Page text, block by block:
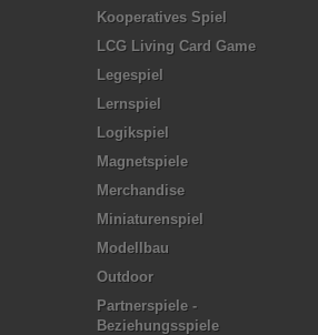
Kooperatives Spiel
LCG Living Card Game
Legespiel
Lernspiel
Logikspiel
Magnetspiele
Merchandise
Miniaturenspiel
Modellbau
Outdoor
Partnerspiele -
Beziehungsspiele